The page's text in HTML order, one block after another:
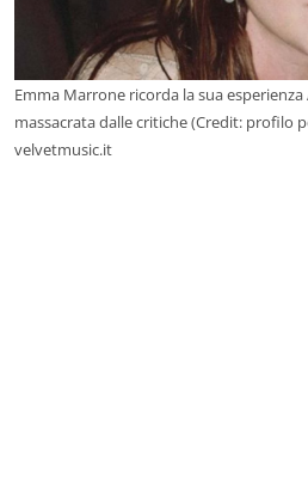
Emma Marrone ricorda la sua
massacrata dalle critiche (Credit: profilo
velvetmusic.it